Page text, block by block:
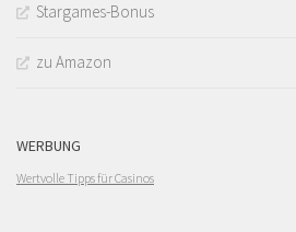
Stargames-Bonus
zu Amazon
WERBUNG
Wertvolle Tipps für Casinos